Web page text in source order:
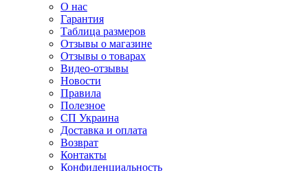
О нас
Гарантия
Таблица размеров
Отзывы о магазине
Отзывы о товарах
Видео-отзывы
Новости
Правила
Полезное
СП Украина
Доставка и оплата
Возврат
Контакты
Конфиденциальность